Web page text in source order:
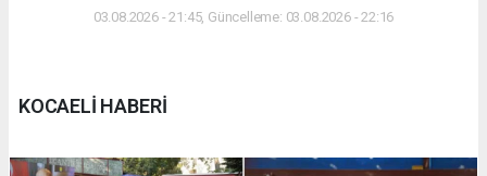
03.08.2026 - 21:45, Güncelleme: 03.08.2026 - 22:16
KOCAELİ HABERİ